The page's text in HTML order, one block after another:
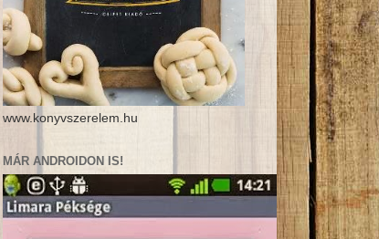
www.konyvszerelem.hu
MÁR ANDROIDON IS!